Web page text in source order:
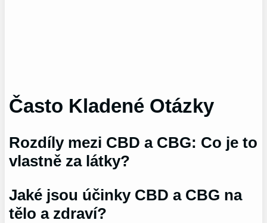
Často Kladené Otázky
Rozdíly mezi CBD a CBG: Co je to
vlastně za látky?
Jaké jsou účinky CBD a CBG na
tělo a zdraví?